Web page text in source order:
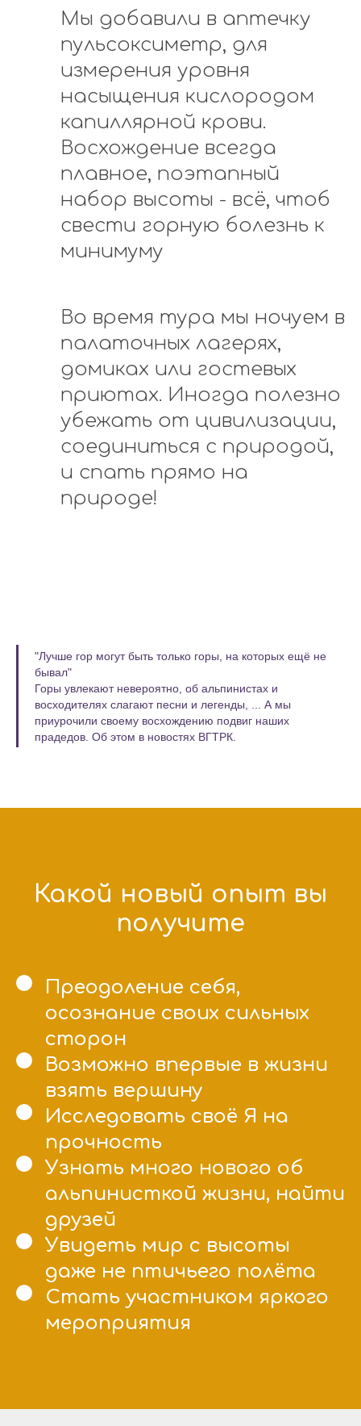
Мы добавили в аптечку
пульсоксиметр, для
измерения уровня
насыщения кислородом
капиллярной крови.
Восхождение всегда
плавное, поэтапный
набор высоты - всё, чтоб
свести горную болезнь к
минимуму
Во время тура мы ночуем в
палаточных лагерях,
домиках или гостевых
приютах. Иногда полезно
убежать от цивилизации,
соединиться с природой,
и спать прямо на
природе!
"Лучше гор могут быть только горы, на которых ещё не
бывал"
Горы увлекают невероятно, об альпинистах и
восходителях слагают песни и легенды, ... А мы
приурочили своему восхождению подвиг наших
прадедов. Об этом в новостях ВГТРК.
Какой новый опыт вы
получите
Преодоление себя,
осознание своих сильных
сторон
Возможно впервые в жизни
взять вершину
Исследовать своё Я на
прочность
Узнать много нового об
альпинисткой жизни, найти
друзей
Увидеть мир с высоты
даже не птичьего полёта
Стать участником яркого
мероприятия